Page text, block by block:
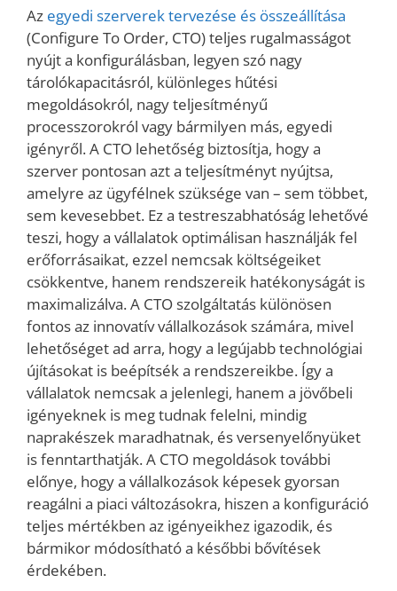
Az egyedi szerverek tervezése és összeállítása
(Configure To Order, CTO) teljes rugalmasságot
nyújt a konfigurálásban, legyen szó nagy
tárolókapacitásról, különleges hűtési
megoldásokról, nagy teljesítményű
processzorokról vagy bármilyen más, egyedi
igényről. A CTO lehetőség biztosítja, hogy a
szerver pontosan azt a teljesítményt nyújtsa,
amelyre az ügyfélnek szüksége van – sem többet,
sem kevesebbet. Ez a testreszabhatóság lehetővé
teszi, hogy a vállalatok optimálisan használják fel
erőforrásaikat, ezzel nemcsak költségeiket
csökkentve, hanem rendszereik hatékonyságát is
maximalizálva. A CTO szolgáltatás különösen
fontos az innovatív vállalkozások számára, mivel
lehetőséget ad arra, hogy a legújabb technológiai
újításokat is beépítsék a rendszereikbe. Így a
vállalatok nemcsak a jelenlegi, hanem a jövőbeli
igényeknek is meg tudnak felelni, mindig
naprakészek maradhatnak, és versenyelőnyüket
is fenntarthatják. A CTO megoldások további
előnye, hogy a vállalkozások képesek gyorsan
reagálni a piaci változásokra, hiszen a konfiguráció
teljes mértékben az igényeikhez igazodik, és
bármikor módosítható a későbbi bővítések
érdekében.